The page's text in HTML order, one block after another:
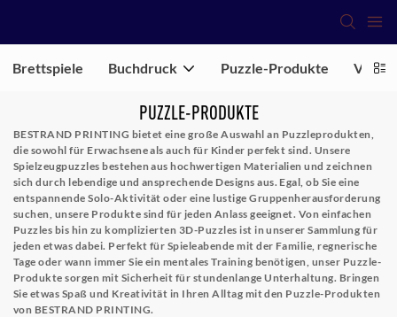
Brettspiele Buchdruck Puzzle-Produkte
PUZZLE-PRODUKTE
BESTRAND PRINTING bietet eine große Auswahl an Puzzleprodukten,
die sowohl für Erwachsene als auch für Kinder perfekt sind. Unsere
Spielzeugpuzzles bestehen aus hochwertigen Materialien und zeichnen
sich durch lebendige und ansprechende Designs aus. Egal, ob Sie eine
entspannende Solo-Aktivität oder eine lustige Gruppenherausforderung
suchen, unsere Produkte sind für jeden Anlass geeignet. Von einfachen
Puzzles bis hin zu komplizierten 3D-Puzzles ist in unserer Sammlung für
jeden etwas dabei. Perfekt für Spieleabende mit der Familie, regnerische
Tage oder wann immer Sie ein mentales Training benötigen, unser Puzzle-
Produktesorgen mit Sicherheit für stundenlange Unterhaltung. Bringen
Sie etwas Spaß und Kreativität in Ihren Alltag mit den Puzzle-Produkten
von BESTRAND PRINTING.